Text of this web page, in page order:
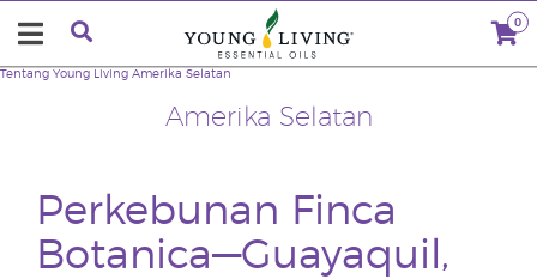
0
Amerika Selatan
Tentang Young Living Amerika Selatan
Perkebunan Finca
Botanica—Guayaquil,